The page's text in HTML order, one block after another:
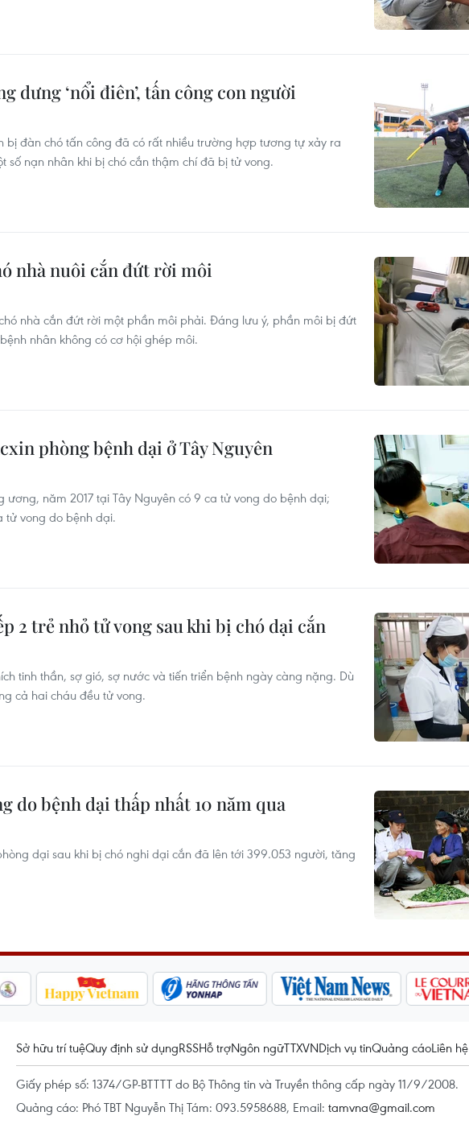
dưng ‘nổi điên’, tấn công con người
bị đàn chó tấn công đã có rất nhiều trường hợp tương tự xảy ra
nạn nhân khi bị chó cắn thậm chí đã bị tử vong.
nhà nuôi cắn đứt rời môi
nhà cắn đứt rời một phần môi phải. Đáng lưu ý, phần môi bị đứt
nhân không có cơ hội ghép môi.
phòng bệnh dại ở Tây Nguyên
ương, năm 2017 tại Tây Nguyên có 9 ca tử vong do bệnh dại;
tử vong do bệnh dại.
2 trẻ nhỏ tử vong sau khi bị chó dại cắn
tinh thần, sợ gió, sợ nước và tiến triển bệnh ngày càng nặng. Dù
cả hai cháu đều tử vong.
do bệnh dại thấp nhất 10 năm qua
dại sau khi bị chó nghi dại cắn đã lên tới 399.053 người, tăng
Sở hữu trí tuệQuy định sử dụngRSSHỗ trợNgôn ngữTTXVNDịch vụ tinQuảng cáoLiên hệ
Giấy phép số: 1374/GP-BTTTT do Bộ Thông tin và Truyền thông cấp ngày 11/9/2008.
Quảng cáo: Phó TBT Nguyễn Thị Tám: 093.5958688, Email: tamvna@gmail.com